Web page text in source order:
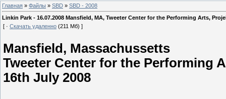
Главная » Файлы » SBD » SBD - 2008
Linkin Park - 16.07.2008 Mansfield, MA, Tweeter Center for the Performing Arts,
[ · Скачать удаленно (211 Мб) ]
Mansfield, Massachussetts
Tweeter Center for the Performing
16th July 2008